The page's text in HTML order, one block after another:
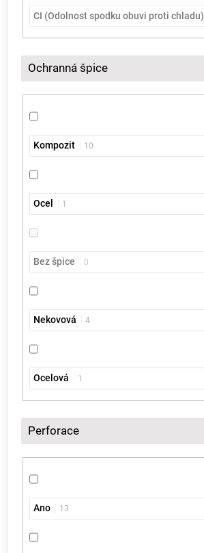
CI (Odolnost spodku obuvi proti chladu)
Ochranná špice
Kompozit 10
Ocel 1
Bez špice 0
Nekovová 4
Ocelová 1
Perforace
Ano 13